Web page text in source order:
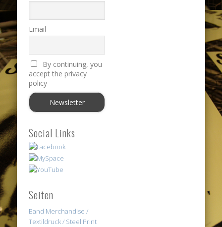
Email
By continuing, you
accept the privacy
policy
Social Links
Seiten
Band Merchandise /
Textildruck / Steel Print